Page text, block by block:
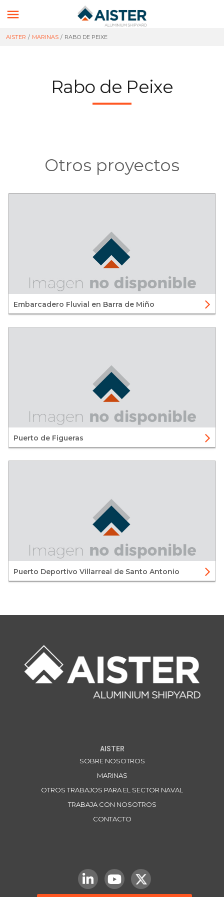

AISTER / MARINAS / RABO DE PEIXE
Rabo de Peixe
Otros proyectos
Embarcadero Fluvial en Barra de Miño
Puerto de Figueras
Puerto Deportivo Villarreal de Santo Antonio
AISTER
SOBRE NOSOTROS
MARINAS
OTROS TRABAJOS PARA EL SECTOR NAVAL
TRABAJA CON NOSOTROS
CONTACTO